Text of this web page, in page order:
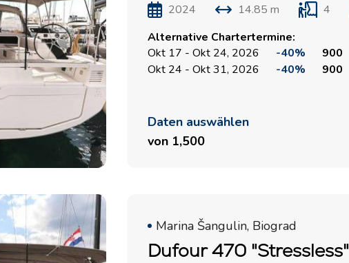
2024 14.85 m 4
Alternative Chartertermine:
Okt 17 - Okt 24, 2026
-40%
900
Okt 24 - Okt 31, 2026
-40% 900
Daten auswählen
von 1,500
Marina Šangulin, Biograd
Dufour 470 "Stressless"